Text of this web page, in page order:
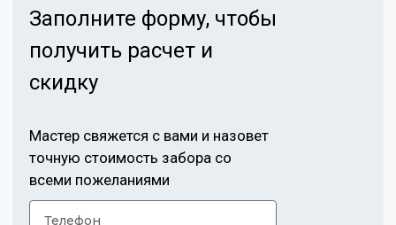
Заполните форму, чтобы
получить расчет и
скидку
Мастер свяжется с вами и назовет
точную стоимость забора со
всеми пожеланиями